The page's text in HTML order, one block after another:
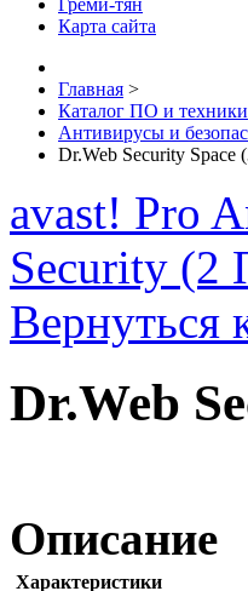
Греми-тян
Карта сайта
Главная >
Каталог ПО и техники
Антивирусы и
Dr.Web Security Space
avast! Pro
Security (2
Вернуться
Dr.Web
Описание
Характеристики